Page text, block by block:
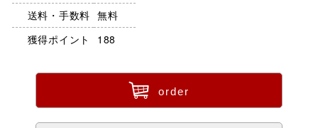
送料・手数料 無料
獲得ポイント
188
ü order